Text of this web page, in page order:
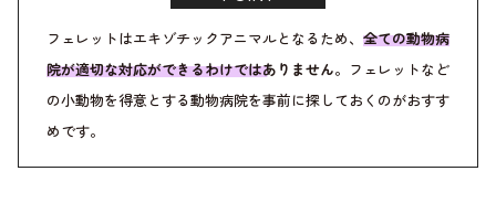
フェレットはエキゾチックアニマルとなるため、 全ての動物病
院が適切な対応ができるわけではありません。フェレットなど
の小動物を得意とする動物病院を事前に探しておくのがおすす
めです。